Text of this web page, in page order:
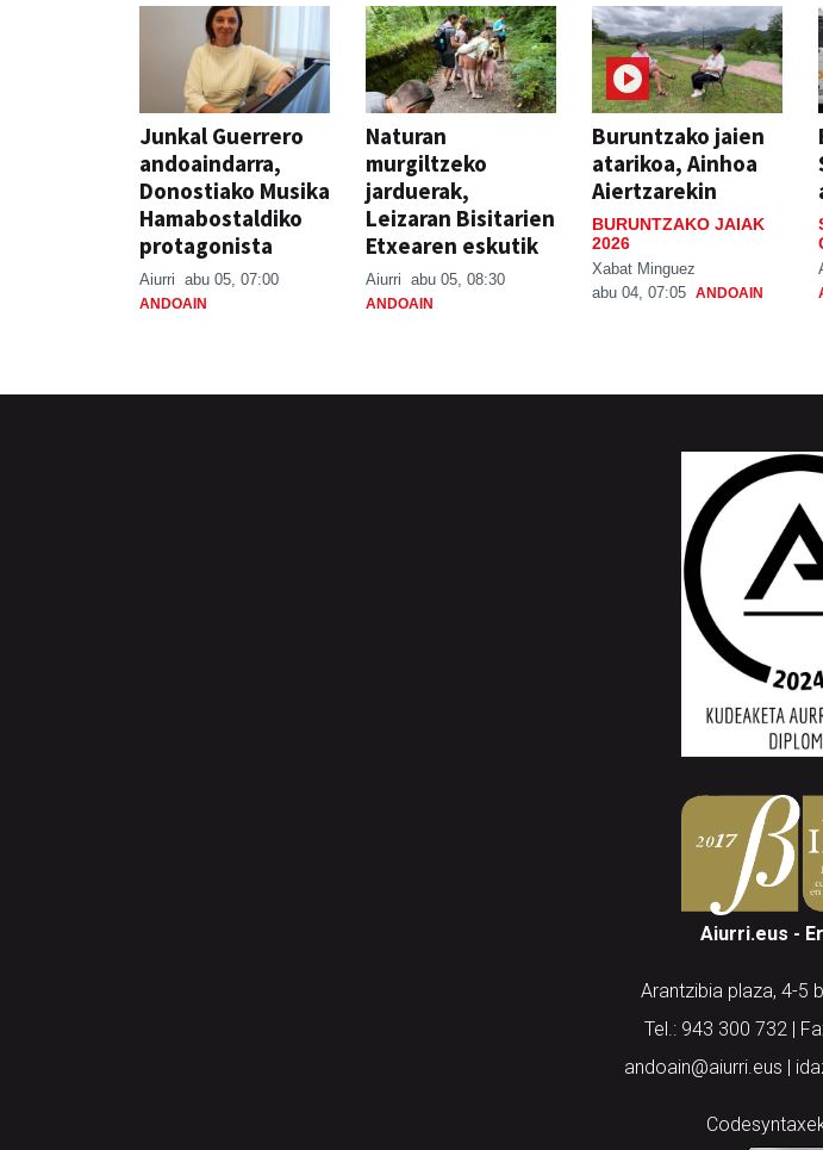
Junkal Guerrero
andoaindarra,
Donostiako Musika
Hamabostaldiko
protagonista
Aiurri abu 05, 07:00
ANDOAIN
Naturan
murgiltzeko
jarduerak,
Leizaran Bisitarien
Etxearen eskutik
Aiurri abu 05, 08:30
ANDOAIN
Buruntzako jaien
atarikoa, Ainhoa
Aiertzarekin
BURUNTZAKO JAIAK
2026
Xabat Minguez
abu 04, 07:05 ANDOAIN
Aiurri.eus -
Arantzibia plaza, 4-5
Tel.: 943 300 732 |
andoain@aiurri.eus |